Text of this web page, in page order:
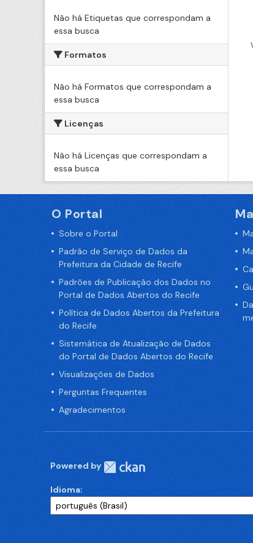
Não há Etiquetas que correspondam a
essa busca
Formatos
Não há Formatos que correspondam a
essa busca
Licenças
Não há Licenças que correspondam a
essa busca
O Portal
Sobre o Portal
Padrão de Serviço de Dados da
Prefeitura da Cidade de Recife
Padrões de Publicação dos Dados no
Portal de Dados Abertos do Recife
Política de Dados Abertos da Prefeitura
do Recife
Sistemática de Atualização de Dados
do Portal de Dados Abertos do Recife
Visualizações de Dados
Perguntas Frequentes
Agradecimentos
Powered by
Idioma